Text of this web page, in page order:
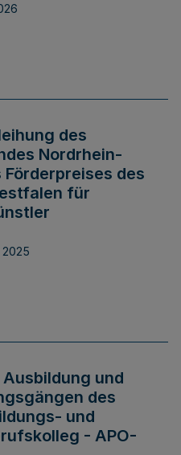
des
Nordrhein-
des
für
2025
und
des
und
- APO-